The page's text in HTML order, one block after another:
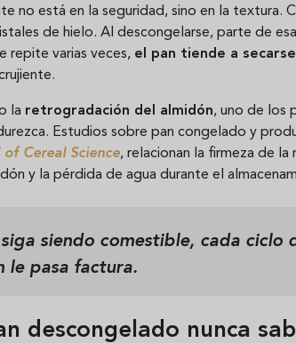
no está en la seguridad, sino en la textura.
de hielo. Al descongelarse, parte de
repite varias veces, el pan tiende a secarse
la retrogradación del almidón, uno de los
Estudios sobre pan congelado y
of Cereal Science, relacionan la firmeza de
y la pérdida de agua durante el
siendo comestible, cada ciclo
le pasa factura.
descongelado nunca